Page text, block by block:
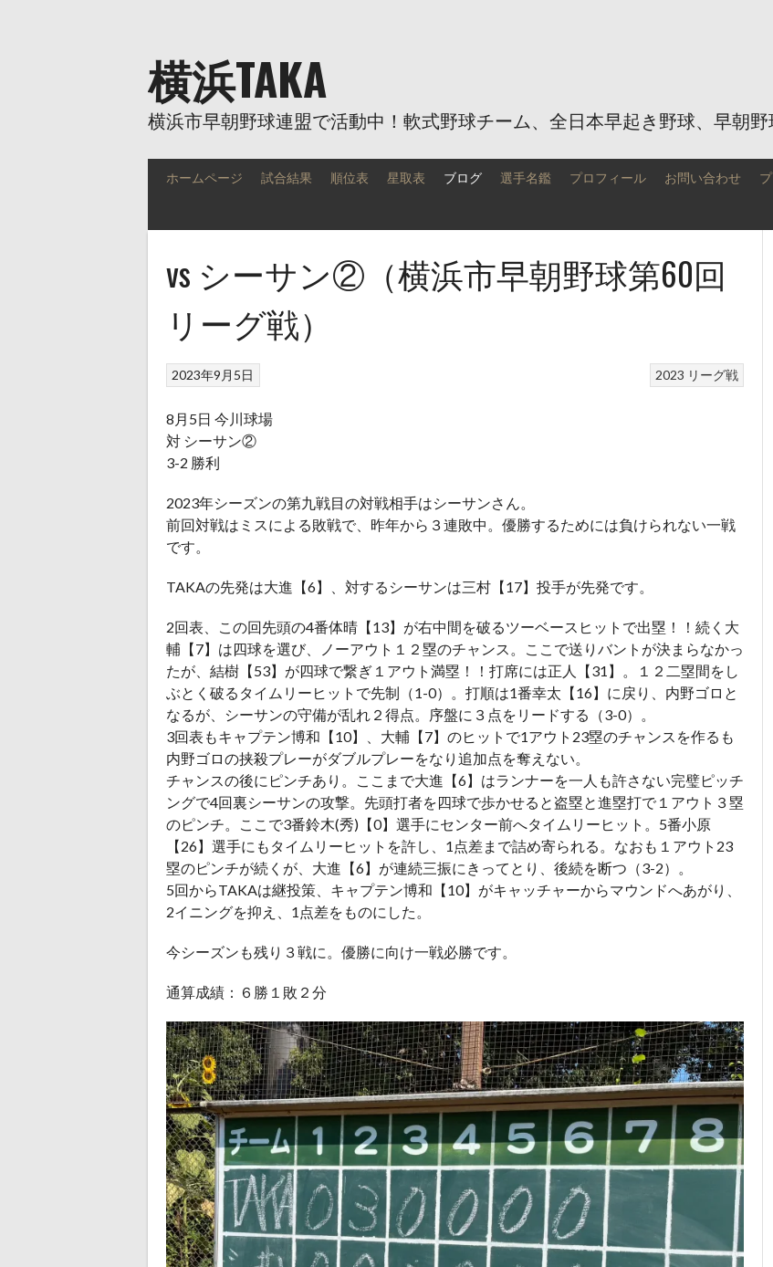
横浜TAKA
横浜市早朝野球連盟で活動中！軟式野球チーム、全日本早起き野球、早朝野
ホームページ 試合結果 順位表 星取表 ブログ 選手名鑑 プロフィール お問い合わせ
vs シーサン②（横浜市早朝野球第60回
リーグ戦）
2023 リーグ戦
2023年9月5日
8月5日 今川球場
対 シーサン②
3-2 勝利
2023年シーズンの第九戦目の対戦相手はシーサンさん。
前回対戦はミスによる敗戦で、昨年から３連敗中。優勝するためには負けられない一戦
です。
TAKAの先発は大進【6】、対するシーサンは三村【17】投手が先発です。
2回表、この回先頭の4番体晴【13】が右中間を破るツーベースヒットで出塁！！続く大
輔【7】は四球を選び、ノーアウト１２塁のチャンス。ここで送りバントが決まらなかっ
たが、結樹【53】が四球で繋ぎ１アウト満塁！！打席には正人【31】。１２二塁間をし
ぶとく破るタイムリーヒットで先制（1-0）。打順は1番幸太【16】に戻り、内野ゴロと
なるが、シーサンの守備が乱れ２得点。序盤に３点をリードする（3-0）。
3回表もキャプテン博和【10】、大輔【7】のヒットで1アウト23塁のチャンスを作るも
内野ゴロの挟殺プレーがダブルプレーをなり追加点を奪えない。
チャンスの後にピンチあり。ここまで大進【6】はランナーを一人も許さない完璧ピッチ
ングで4回裏シーサンの攻撃。先頭打者を四球で歩かせると盗塁と進塁打で１アウト３塁
のピンチ。ここで3番鈴木(秀)【0】選手にセンター前へタイムリーヒット。5番小原
【26】選手にもタイムリーヒットを許し、1点差まで詰め寄られる。なおも１アウト23
塁のピンチが続くが、大進【6】が連続三振にきってとり、後続を断つ（3-2）。
5回からTAKAは継投策、キャプテン博和【10】がキャッチャーからマウンドへあがり、
2イニングを抑え、1点差をものにした。
今シーズンも残り３戦に。優勝に向け一戦必勝です。
通算成績：６勝１敗２分